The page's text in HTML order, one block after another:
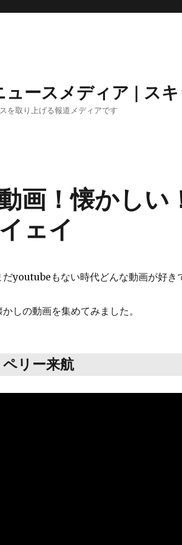
ースメディア | ス
を取り上げる報道メディアです
画！懐かしい
ェイ
だyoutubeもない時代どんな動画が好き
かしの動画を集めてみました。
ペリー来航